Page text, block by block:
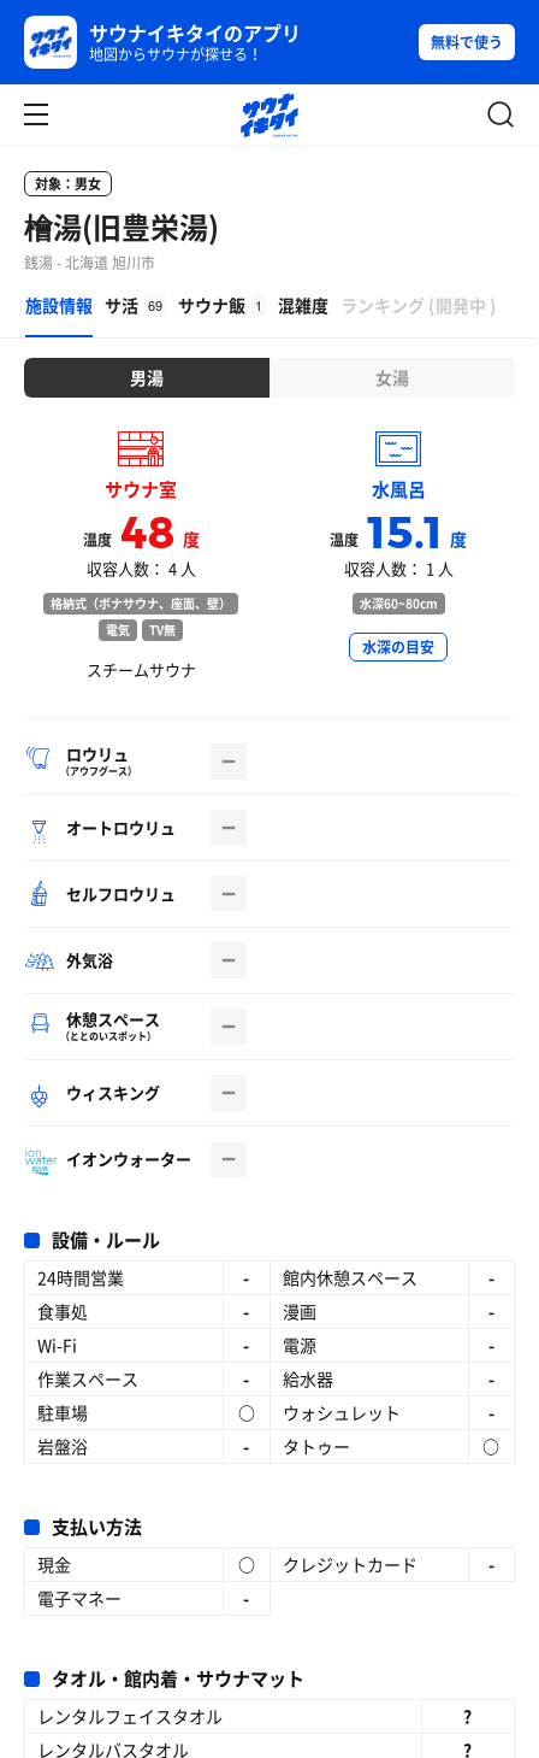
サウナイキタイのアプリ
地図からサウナが探せる！
無料で使う
対象：男女
檜湯(旧豊栄湯)
銭湯 - 北海道 旭川市
施設情報 サ活 69 サウナ飯 1 混雑度 ランキング (開発中 )
男湯 女湯
サウナ室
温度48度
収容人数： 4 人
格納式（ボナサウナ、座面、壁）
電気
TV無
スチームサウナ
水風呂
温度 15.1度
収容人数： 1 人
水深60~80cm
水深の目安
ロウリュ
（アウフグース）
オートロウリュ
セルフロウリュ
外気浴
休憩スペース
（ととのいスポット）
ウィスキング
イオンウォーター
設備・ルール
24時間営業 - 館内休憩スペース
-
食事処
- 漫画
-
Wi-Fi
- 電源
-
作業スペース
- 給水器
-
駐車場
○ ウォシュレット
-
岩盤浴
- タトゥー ○
支払い方法
現金 ○ クレジットカード
-
電子マネー
-
タオル・館内着・サウナマット
レンタルフェイスタオル
?
レンタルバスタオル
?